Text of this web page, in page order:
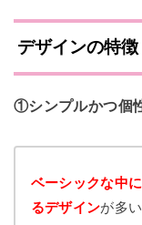
デザインの特徴
①シンプルかつ個
ベーシックな中
るデザインが多